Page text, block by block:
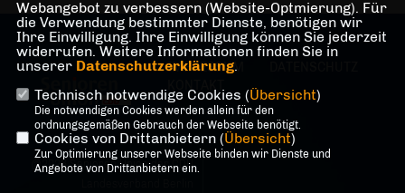
IMPRESSUM
@2026 Senioren Union der CDU
Webangebot zu verbessern (Website-Optmierung). Für
die Verwendung bestimmter Dienste, benötigen wir
Ihre Einwilligung. Ihre Einwilligung können Sie jederzeit
widerrufen. Weitere Informationen finden Sie in
unserer Datenschutzerklärung.
Technisch notwendige Cookies (Übersicht)
Die notwendigen Cookies werden allein für den
ordnungsgemäßen Gebrauch der Webseite benötigt.
Cookies von Drittanbietern (Übersicht)
Zur Optimierung unserer Webseite binden wir Dienste und
Angebote von Drittanbietern ein.